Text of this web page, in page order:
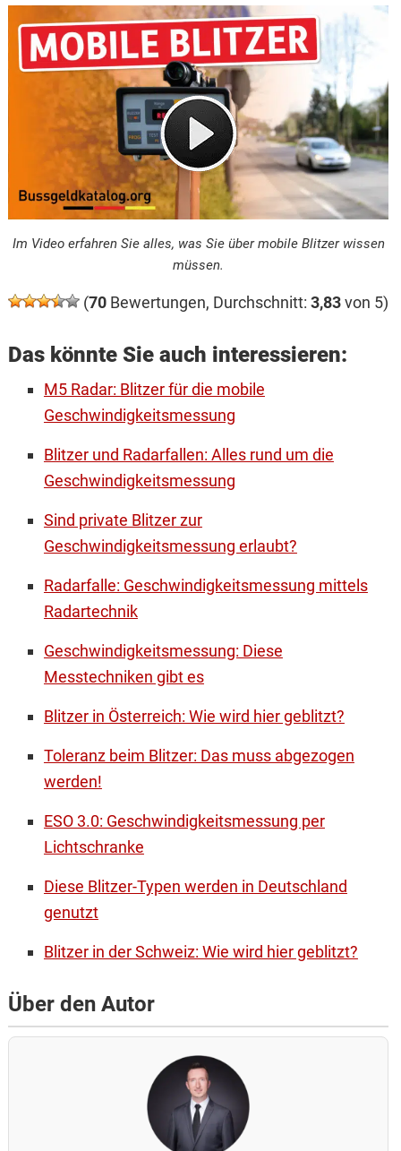
Im Video erfahren Sie alles, was Sie über mobile Blitzer wissen
müssen.
(70Bewertungen, Durchschnitt: 3,83von 5)
Das könnte Sie auch interessieren:
M5 Radar: Blitzer für die mobile
Geschwindigkeitsmessung
Blitzer und Radarfallen: Alles rund um die
Geschwindigkeitsmessung
Sind private Blitzer zur
Geschwindigkeitsmessung erlaubt?
Radarfalle: Geschwindigkeitsmessung mittels
Radartechnik
Geschwindigkeitsmessung: Diese
Messtechniken gibt es
Blitzer in Österreich: Wie wird hier geblitzt?
Toleranz beim Blitzer: Das muss abgezogen
werden!
ESO 3.0: Geschwindigkeitsmessung per
Lichtschranke
Diese Blitzer-Typen werden in Deutschland
genutzt
Blitzer in der Schweiz: Wie wird hier geblitzt?
Über den Autor